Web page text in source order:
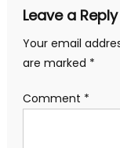
Leave a Reply
Your email
are marked *
Comment *